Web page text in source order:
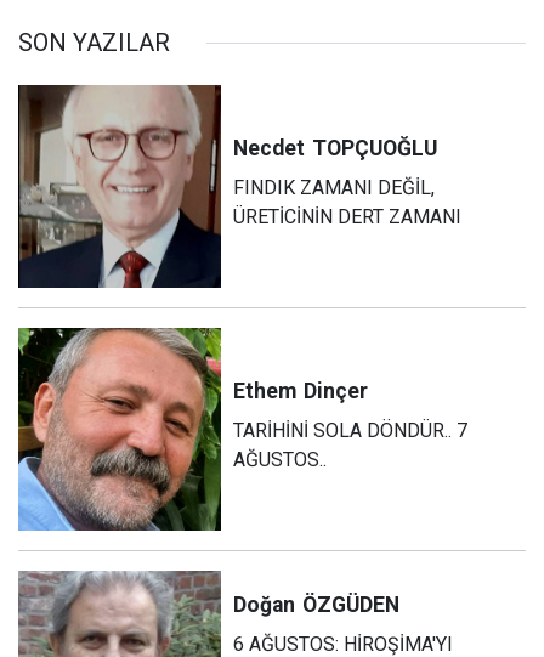
SON YAZILAR
Necdet TOPÇUOĞLU
FINDIK ZAMANI DEĞİL,
ÜRETİCİNİN DERT ZAMANI
Ethem Dinçer
TARİHİNİ SOLA DÖNDÜR.. 7
AĞUSTOS..
Doğan ÖZGÜDEN
6 AĞUSTOS: HİROŞİMA'YI